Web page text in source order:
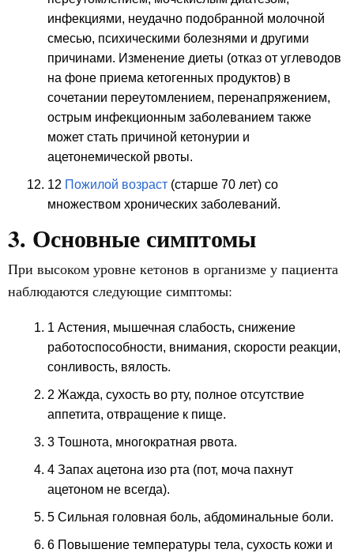
инфекциями, неудачно подобранной молочной
смесью, психическими болезнями и другими
причинами. Изменение диеты (отказ от углеводов
на фоне приема кетогенных продуктов) в
сочетании переутомлением, перенапряжением,
острым инфекционным заболеванием также
может стать причиной кетонурии и
ацетонемической рвоты.
12 Пожилой возраст (старше 70 лет) со
множеством хронических заболеваний.
3. Основные симптомы
При высоком уровне кетонов в организме у пациента
наблюдаются следующие симптомы:
1 Астения, мышечная слабость, снижение
работоспособности, внимания, скорости реакции,
сонливость, вялость.
2 Жажда, сухость во рту, полное отсутствие
аппетита, отвращение к пище.
3 Тошнота, многократная рвота.
4 Запах ацетона изо рта (пот, моча пахнут
ацетоном не всегда).
5 Сильная головная боль, абдоминальные боли.
6 Повышение температуры тела, сухость кожи и